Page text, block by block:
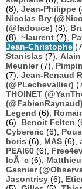
(8), Jean-Philippe
Nicolas Bry
(@fadouce) (8),
(8), ~laurent (7),
Jean-Christophe
Stanislas (7), Alain
Meunier(7), Pimpin
(7), Jean-Renaud
(@PLechevallier)
THOINET
(@FabienRaynaud)
Legend (6),
(6), Benoit Felten
Cybereric (6),
boris (6), MAS (6),
PEAI60 (6),
loÃ¯c (6),
Gasnier
Jasontrisy (6),